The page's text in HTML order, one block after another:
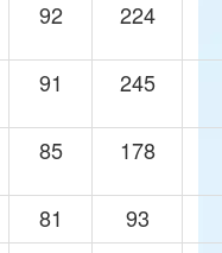
92 224
91 245
85 178
81
93